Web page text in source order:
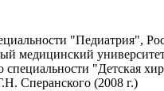
"Педиатрия",
медицинский
специальности "Детская
Сперанского (2008 г.)